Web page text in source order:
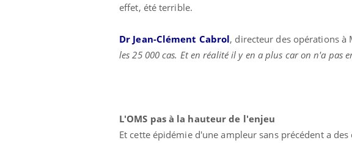
effet, été terrible.
Dr Jean-Clément Cabrol, directeur des opérations à
les 25 000 cas. Et en réalité il y en a plus car on n'a pas
L'OMS pas à la hauteur de l'enjeu
Et cette épidémie d'une ampleur sans précédent a
Syndrome métabolique :
Comment éviter une otite